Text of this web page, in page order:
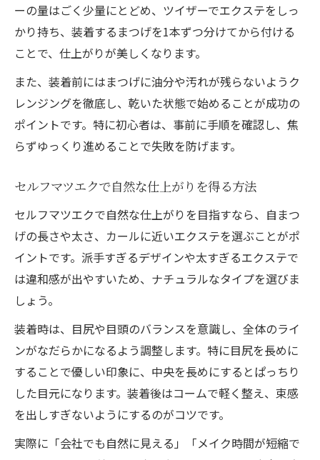
マツエクセルフのグルー選びで持ちが変わ
る
セルフマツエク束の作り方ときれいに付け
るコツ
初心者でも安心なセルフマツエクグルーの
使い方
マツエクセルフやり方で束感を出すテクニ
セルフマツエクで下まつげにも挑戦する方
法
セルフマツエクにおけるデメリットや難しさの
真実
セルフマツエクのデメリットと安全対策
介
セルフマツエクで起こりうるトラブル事例
初心者が知るべきマツエクセルフの注意点
セルフマツエクを辞めたくなる理由と対策
法
ーの量はごく少量にとどめ、ツイザーでエクステをしっ
かり持ち、装着するまつげを1本ずつ分けてから付ける
ことで、仕上がりが美しくなります。
また、装着前にはまつげに油分や汚れが残らないようク
レンジングを徹底し、乾いた状態で始めることが成功の
ポイントです。特に初心者は、事前に手順を確認し、焦
らずゆっくり進めることで失敗を防げます。
セルフマツエクで自然な仕上がりを得る方法
セルフマツエクで自然な仕上がりを目指すなら、自まつ
げの長さや太さ、カールに近いエクステを選ぶことがポ
イントです。派手すぎるデザインや太すぎるエクステで
は違和感が出やすいため、ナチュラルなタイプを選びま
しょう。
装着時は、目尻や目頭のバランスを意識し、全体のライ
ンがなだらかになるよう調整します。特に目尻を長めに
することで優しい印象に、中央を長めにするとぱっちり
した目元になります。装着後はコームで軽く整え、束感
を出しすぎないようにするのがコツです。
実際に「会社でも自然に見える」「メイク時間が短縮で